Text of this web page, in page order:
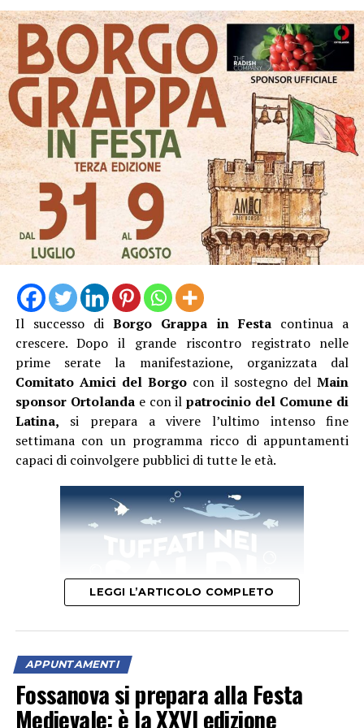
L’ingresso con unico orario alle 19 Dalle 19:15 alle
20:45, l’escursione, poi la pausa per cena al sacco, quindi
dalle 21:20 alle 23:00 l’ Osservazione guidata del cielo
stellato con gli esperti dell’APA.
Biglietto 10 euro.
Il successo diBorgo Grappa in Festacontinua a
crescere. Dopo il grande riscontro registrato nelle
prime serate la manifestazione, organizzata dal
Comitato Amici del Borgo con il sostegno delMain
sponsor Ortolandae con ilpatrocinio del Comune di
Latina, si prepara a vivere l’ultimo intenso fine
settimana con un programma ricco di appuntamenti
capaci di coinvolgere pubblici di tutte le età.
Il primo appuntamento del weekend è quello di domani,
sabato 8 agosto, quando la festa si aprirà con un
LEGGI L’ARTICOLO COMPLETO
APPUNTAMENTI
Fossanova si prepara alla Festa
Medievale: è la XXVI edizione